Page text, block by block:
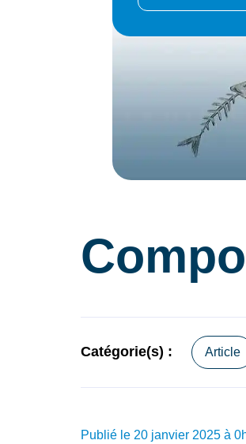
Catégorie(s) : Article
Publié le 20 janvier 2025 à